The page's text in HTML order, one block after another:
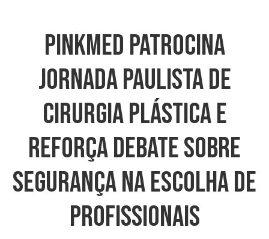
PinkMed Patrocina
Jornada Paulista De
Cirurgia Plástica E
Reforça Debate Sobre
Segurança Na Escolha De
Profissionais